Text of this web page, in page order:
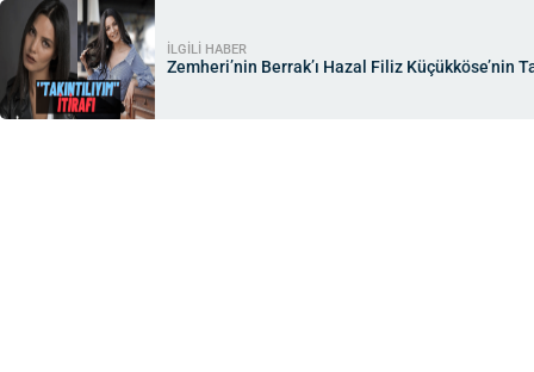
İLGİLİ HABER
Zemheri’nin Berrak’ı Hazal Filiz Küçükköse’nin